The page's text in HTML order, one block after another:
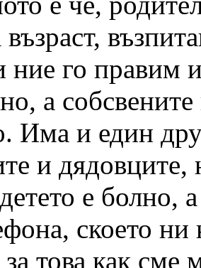
ние го правим
а
Има и един
и дядовците,
е болно,
скоето ни
това как сме